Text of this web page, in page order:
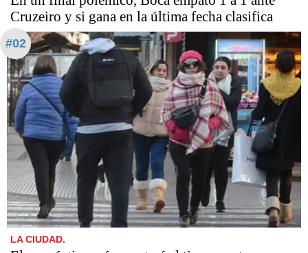
Cruzeiro y si gana en la última fecha clasifica
#02
LA CIUDAD.